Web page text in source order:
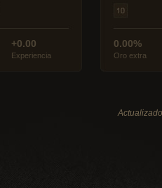
+0.00
Experiencia
0.00%
Oro extra